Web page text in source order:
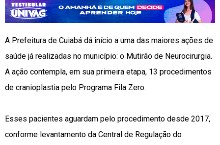
A Prefeitura de Cuiabá dá início a uma das maiores ações de
saúde já realizadas no município: o Mutirão de Neurocirurgia.
A ação contempla, em sua primeira etapa, 13 procedimentos
de cranioplastia pelo Programa Fila Zero.
Esses pacientes aguardam pelo procedimento desde 2017,
conforme levantamento da Central de Regulação do